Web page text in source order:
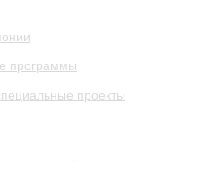
программы
проекты